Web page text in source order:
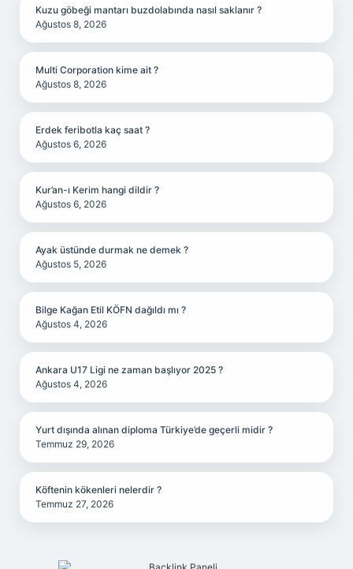
Kuzu göbeği mantarı buzdolabında nasıl saklanır ?
Ağustos 8, 2026
Multi Corporation kime ait ?
Ağustos 8, 2026
Erdek feribotla kaç saat ?
Ağustos 6, 2026
Kur’an-ı Kerim hangi dildir ?
Ağustos 6, 2026
Ayak üstünde durmak ne demek ?
Ağustos 5, 2026
Bilge Kağan Etil KÖFN dağıldı mı ?
Ağustos 4, 2026
Ankara U17 Ligi ne zaman başlıyor 2025 ?
Ağustos 4, 2026
Yurt dışında alınan diploma Türkiye’de geçerli midir ?
Temmuz 29, 2026
Köftenin kökenleri nelerdir ?
Temmuz 27, 2026